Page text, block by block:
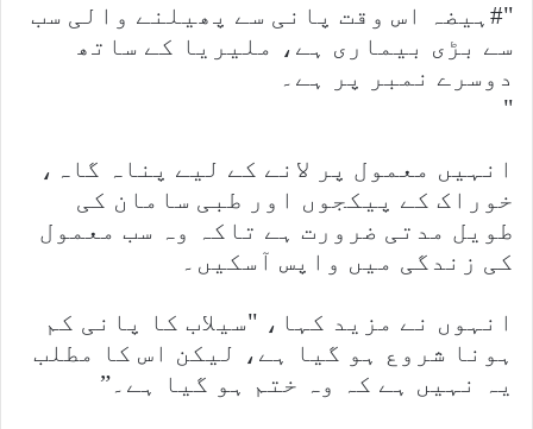
"#ہیضہ اس وقت پانی سے پھیلنے والی سب
سے بڑی بیماری ہے، ملیریا کے ساتھ
دوسرے نمبر پر ہے۔
"
انہیں معمول پر لانے کے لیے پناہ گاہ،
خوراک کے پیکجوں اور طبی سامان کی
طویل مدتی ضرورت ہے تاکہ وہ سب معمول
کی زندگی میں واپس آسکیں۔
انہوں نے مزید کہا، "سیلاب کا پانی کم
ہونا شروع ہو گیا ہے، لیکن اس کا مطلب
یہ نہیں ہے کہ وہ ختم ہو گیا ہے۔”